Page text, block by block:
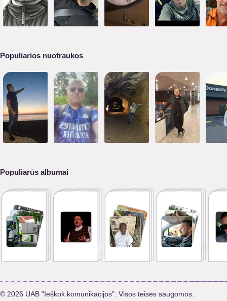
Populiarios nuotraukos
Populiarūs albumai
© 2026 UAB "Ieškok komunikacijos". Visos teisės saugomos.